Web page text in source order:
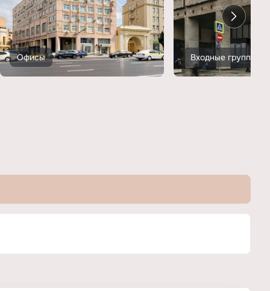
Офисы Входные группы